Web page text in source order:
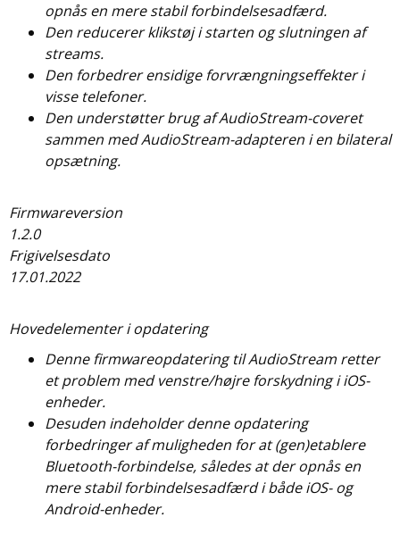
opnås en mere stabil forbindelsesadfærd.
Den reducerer klikstøj i starten og slutningen af
streams.
Den forbedrer ensidige forvrængningseffekter i
visse telefoner.
Den understøtter brug af AudioStream-coveret
sammen med AudioStream-adapteren i en bilateral
opsætning.
Firmwareversion
1.2.0
Frigivelsesdato
17.01.2022
Hovedelementer i opdatering
Denne firmwareopdatering til AudioStream retter
et problem med venstre/højre forskydning i iOS-
enheder.
Desuden indeholder denne opdatering
forbedringer af muligheden for at (gen)etablere
Bluetooth-forbindelse, således at der opnås en
mere stabil forbindelsesadfærd i både iOS- og
Android-enheder.